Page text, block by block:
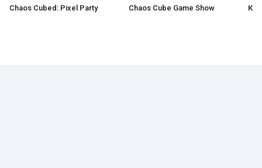
Chaos Cubed: Pixel Party Chaos Cube Game Show